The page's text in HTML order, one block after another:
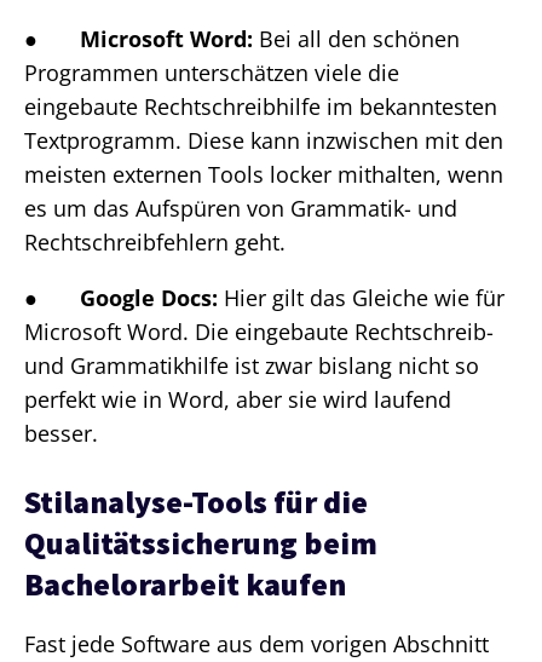
● Microsoft Word: Bei all den schönen
Programmen unterschätzen viele die
eingebaute Rechtschreibhilfe im bekanntesten
Textprogramm. Diese kann inzwischen mit den
meisten externen Tools locker mithalten, wenn
es um das Aufspüren von Grammatik- und
Rechtschreibfehlern geht.
● Google Docs: Hier gilt das Gleiche wie für
Microsoft Word. Die eingebaute Rechtschreib-
und Grammatikhilfe ist zwar bislang nicht so
perfekt wie in Word, aber sie wird laufend
besser.
Stilanalyse-Tools für die
Qualitätssicherung beim
Bachelorarbeit kaufen
Fast jede Software aus dem vorigen Abschnitt